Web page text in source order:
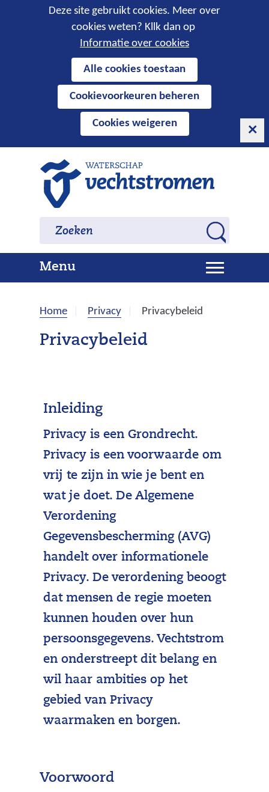
Cookies
toestaan?
Deze site gebruikt cookies. Meer over
cookies weten? Kllk dan op
Informatie over cookies
cookies
deze
website
worden
toegestaan
geweigerd.
Alle cookies toestaan
Cookievoorkeuren beheren
Cookies weigeren
naar
o
e
k
e
Zoeken Zoeken
MenuU
i
a
Home Privacy Privacybeleid
Privacybeleid
Inleiding
Privacy is een Grondrecht.
Privacy is een voorwaarde om
vrij te zijn in wie je bent en
wat je doet. De Algemene
Verordening
Gegevensbescherming (AVG)
handelt over informationele
Privacy. De verordening beoogt
dat mensen de regie moeten
kunnen houden over hun
persoonsgegevens. Vechtstrom
en onderstreept dit belang en
wil haar ambities op het
gebied van Privacy
waarmaken en borgen.
Voorwoord